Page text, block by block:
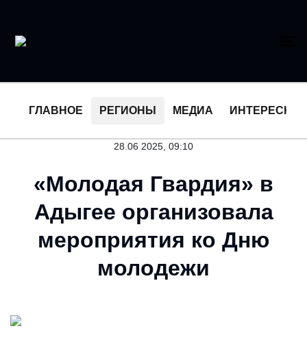
ГЛАВНОЕ РЕГИОНЫ МЕДИА ИНТЕРЕСНОЕ
28.06 2025, 09:10
«Молодая Гвардия» в
Адыгее организовала
мероприятия ко Дню
молодежи